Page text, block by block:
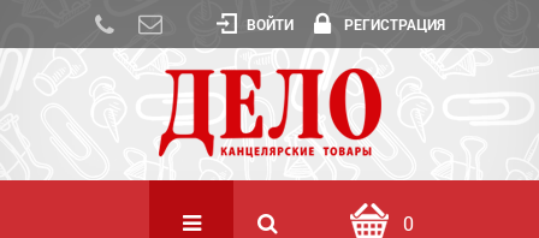
ВОЙТИ РЕГИСТРАЦИЯ
0